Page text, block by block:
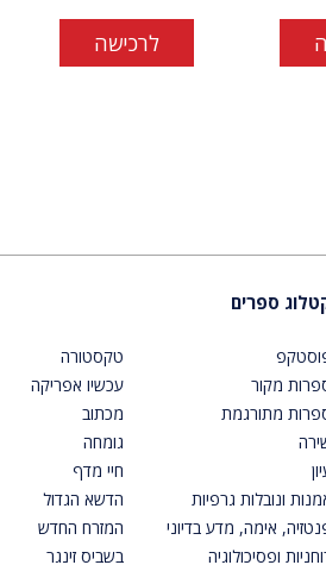
לרכישה
ספרים
מקור
מתורגמת
ונובלות גרפיות
אימה, מדע בדיוני
ופסיכולוגיה
טקסטורה
עכשיו אפריקה
מכתוב
גומחה
חיי מדף
הדשא הגדול
המזרח החדש
בשביס זינגר